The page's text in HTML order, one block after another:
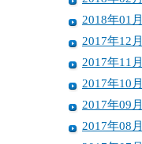
2018年01月
2017年12月
2017年11月
2017年10月
2017年09月
2017年08月